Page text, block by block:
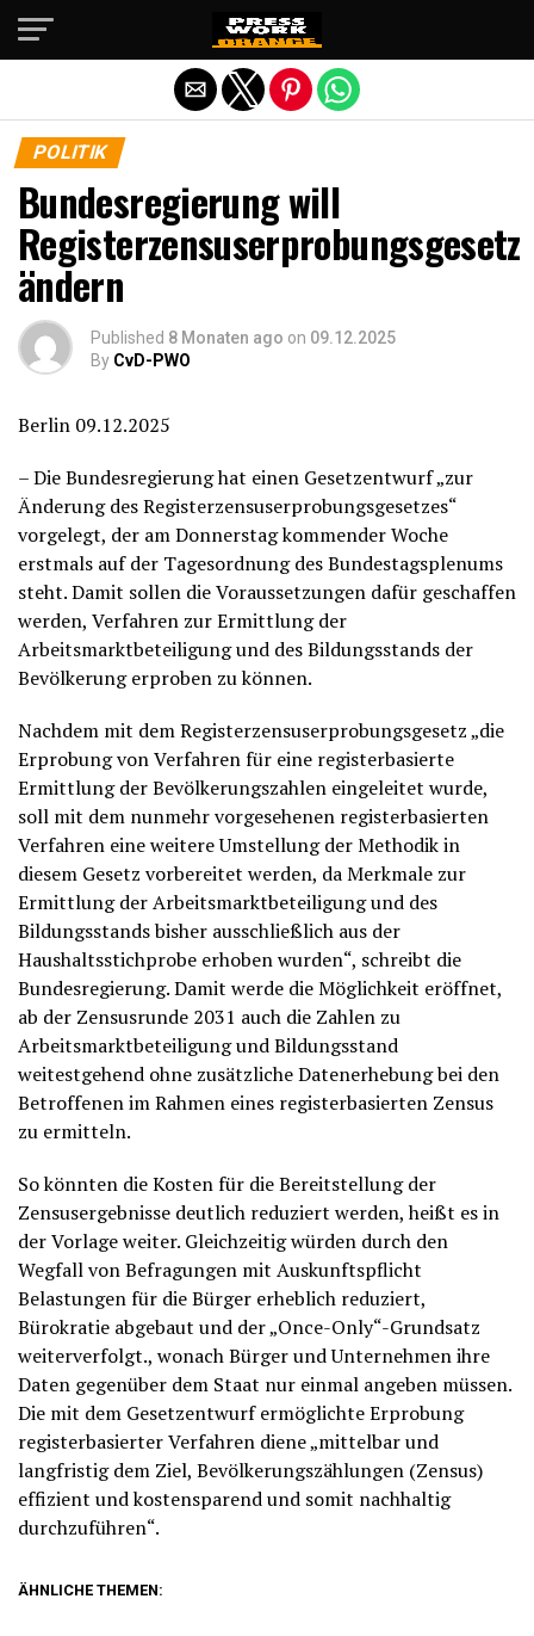
POLITIK
Bundesregierung will
Registerzensuserprobungsgesetz
ändern
Published 8 Monaten ago on 09.12.2025
By CvD-PWO
Berlin 09.12.2025
– Die Bundesregierung hat einen Gesetzentwurf „zur
Änderung des Registerzensuserprobungsgesetzes“
vorgelegt, der am Donnerstag kommender Woche
erstmals auf der Tagesordnung des Bundestagsplenums
steht. Damit sollen die Voraussetzungen dafür geschaffen
werden, Verfahren zur Ermittlung der
Arbeitsmarktbeteiligung und des Bildungsstands der
Bevölkerung erproben zu können.
Nachdem mit dem Registerzensuserprobungsgesetz „die
Erprobung von Verfahren für eine registerbasierte
Ermittlung der Bevölkerungszahlen eingeleitet wurde,
soll mit dem nunmehr vorgesehenen registerbasierten
Verfahren eine weitere Umstellung der Methodik in
diesem Gesetz vorbereitet werden, da Merkmale zur
Ermittlung der Arbeitsmarktbeteiligung und des
Bildungsstands bisher ausschließlich aus der
Haushaltsstichprobe erhoben wurden“, schreibt die
Bundesregierung. Damit werde die Möglichkeit eröffnet,
ab der Zensusrunde 2031 auch die Zahlen zu
Arbeitsmarktbeteiligung und Bildungsstand
weitestgehend ohne zusätzliche Datenerhebung bei den
Betroffenen im Rahmen eines registerbasierten Zensus
zu ermitteln.
So könnten die Kosten für die Bereitstellung der
Zensusergebnisse deutlich reduziert werden, heißt es in
der Vorlage weiter. Gleichzeitig würden durch den
Wegfall von Befragungen mit Auskunftspflicht
Belastungen für die Bürger erheblich reduziert,
Bürokratie abgebaut und der „Once-Only“-Grundsatz
weiterverfolgt., wonach Bürger und Unternehmen ihre
Daten gegenüber dem Staat nur einmal angeben müssen.
Die mit dem Gesetzentwurf ermöglichte Erprobung
registerbasierter Verfahren diene „mittelbar und
langfristig dem Ziel, Bevölkerungszählungen (Zensus)
effizient und kostensparend und somit nachhaltig
durchzuführen“.
ÄHNLICHE THEMEN:
Die mobile Version verlassen